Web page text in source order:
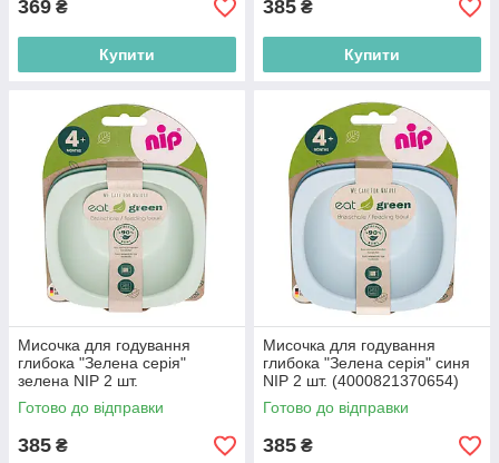
369 ₴
Купити
385 ₴
Купити
Мисочка для годування
глибока "Зелена серія"
зелена NIP 2 шт.
(4000821370654)
Готово до відправки
385 ₴
Мисочка для годування
глибока "Зелена серія" синя
NIP 2 шт. (4000821370654)
Готово до відправки
385 ₴